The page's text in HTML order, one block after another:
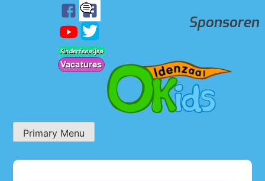
Sponsoren
Primary Menu